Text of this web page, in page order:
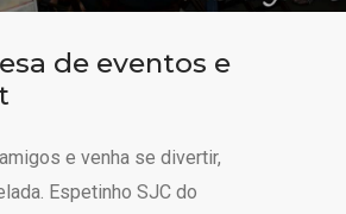
de eventos e
e venha se divertir,
Espetinho SJC do